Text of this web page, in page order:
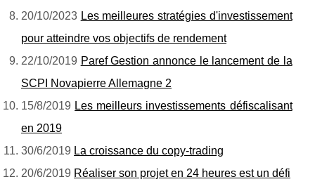
20/10/2023 Les meilleures stratégies d'investissement
pour atteindre vos objectifs de rendement
22/10/2019 Paref Gestion annonce le lancement de la
SCPI Novapierre Allemagne 2
15/8/2019 Les meilleurs investissements défiscalisant
en 2019
30/6/2019 La croissance du copy-trading
20/6/2019 Réaliser son projet en 24 heures est un défi